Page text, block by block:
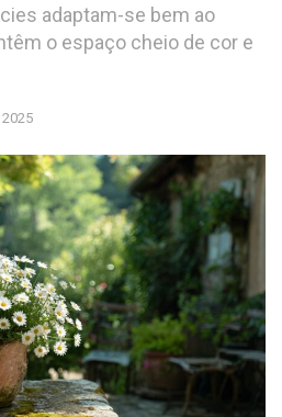
adaptam-se bem ao
o espaço cheio de cor e